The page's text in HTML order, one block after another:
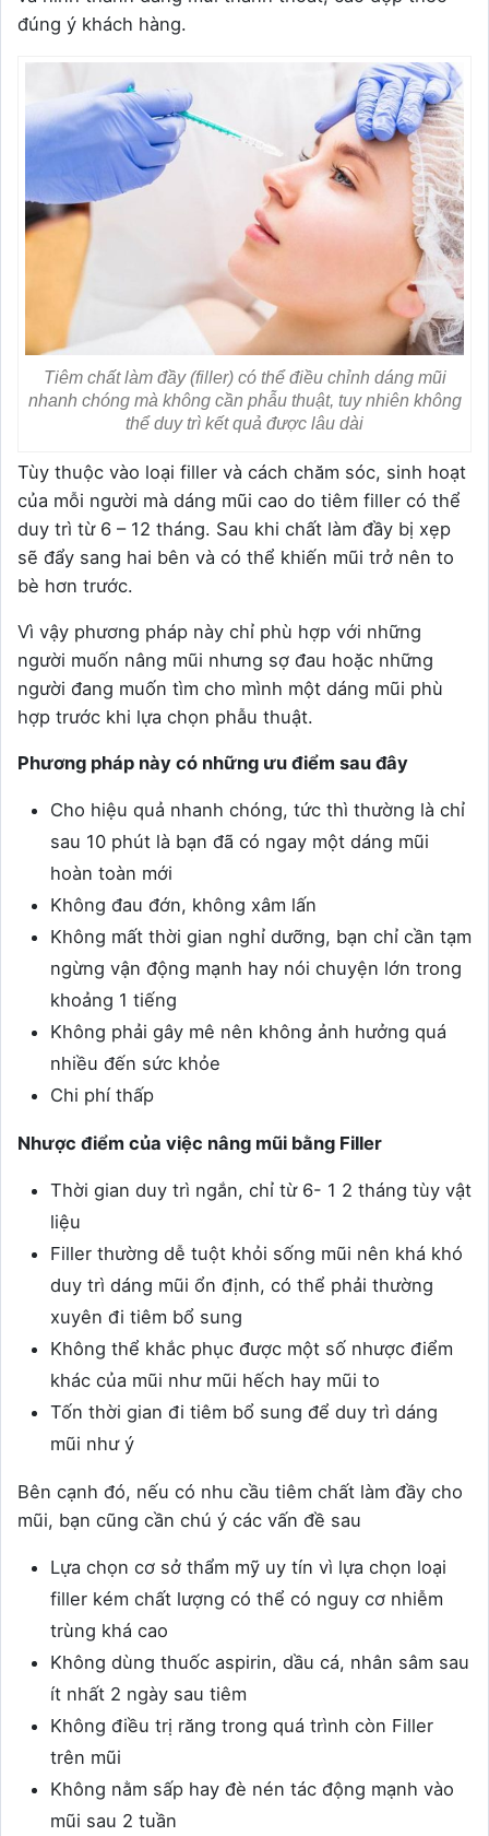
đúng ý khách hàng.
Tiêm chất làm đầy (filler) có thể điều chỉnh dáng mũi
nhanh chóng mà không cần phẫu thuật, tuy nhiên không
thể duy trì kết quả được lâu dài
Tùy thuộc vào loại filler và cách chăm sóc, sinh hoạt
của mỗi người mà dáng mũi cao do tiêm filler có thể
duy trì từ 6 – 12 tháng. Sau khi chất làm đầy bị xẹp
sẽ đẩy sang hai bên và có thể khiến mũi trở nên to
bè hơn trước.
Vì vậy phương pháp này chỉ phù hợp với những
người muốn nâng mũi nhưng sợ đau hoặc những
người đang muốn tìm cho mình một dáng mũi phù
hợp trước khi lựa chọn phẫu thuật.
Phương pháp này có những ưu điểm sau đây
Cho hiệu quả nhanh chóng, tức thì thường là chỉ
sau 10 phút là bạn đã có ngay một dáng mũi
hoàn toàn mới
Không đau đớn, không xâm lấn
Không mất thời gian nghỉ dưỡng, bạn chỉ cần tạm
ngừng vận động mạnh hay nói chuyện lớn trong
khoảng 1 tiếng
Không phải gây mê nên không ảnh hưởng quá
nhiều đến sức khỏe
Chi phí thấp
Nhược điểm của việc nâng mũi bằng Filler
Thời gian duy trì ngắn, chỉ từ 6- 1 2 tháng tùy vật
liệu
Filler thường dễ tuột khỏi sống mũi nên khá khó
duy trì dáng mũi ổn định, có thể phải thường
xuyên đi tiêm bổ sung
Không thể khắc phục được một số nhược điểm
khác của mũi như mũi hếch hay mũi to
Tốn thời gian đi tiêm bổ sung để duy trì dáng
mũi như ý
Bên cạnh đó, nếu có nhu cầu tiêm chất làm đầy cho
mũi, bạn cũng cần chú ý các vấn đề sau
Lựa chọn cơ sở thẩm mỹ uy tín vì lựa chọn loại
filler kém chất lượng có thể có nguy cơ nhiễm
trùng khá cao
Không dùng thuốc aspirin, dầu cá, nhân sâm sau
ít nhất 2 ngày sau tiêm
Không điều trị răng trong quá trình còn Filler
trên mũi
Không nằm sấp hay đè nén tác động mạnh vào
mũi sau 2 tuần